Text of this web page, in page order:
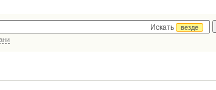
Искать
везде